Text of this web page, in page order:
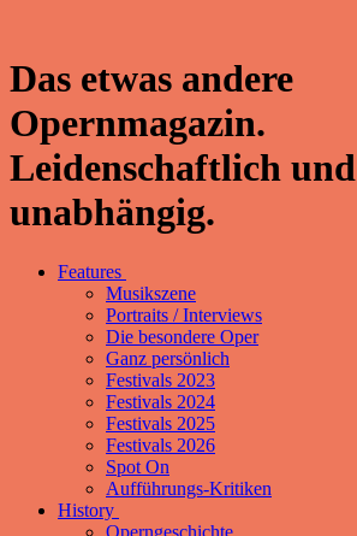
Das etwas andere
Opernmagazin.
Leidenschaftlich und
unabhängig.
Features
Musikszene
Portraits / Interviews
Die besondere Oper
Ganz persönlich
Festivals 2023
Festivals 2024
Festivals 2025
Festivals 2026
Spot On
Aufführungs-Kritiken
History
Operngeschichte